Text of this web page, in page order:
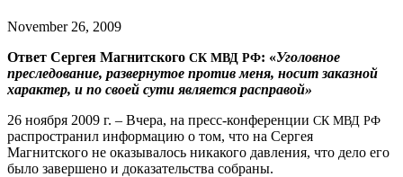
November 26, 2009
Ответ Сергея Магнитского СК МВД РФ: «Уголовное
преследование, развернутое против меня, носит заказной
характер, и по своей сути является расправой»
26 ноября 2009 г. – Вчера, на пресс-конференции СК МВД РФ
распространил информацию о том, что на Сергея
Магнитского не оказывалось никакого давления, что дело его
было завершено и доказательства собраны.